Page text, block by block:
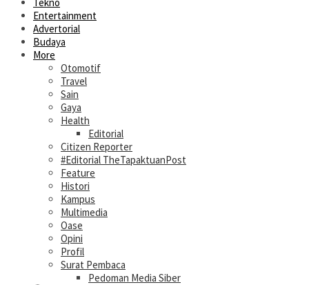
Entertainment
Advertorial
Budaya
More
Otomotif
Travel
Sain
Gaya
Health
Editorial
Citizen Reporter
#Editorial TheTapaktuanPost
Feature
Histori
Kampus
Multimedia
Oase
Opini
Profil
Surat Pembaca
Pedoman Media Siber